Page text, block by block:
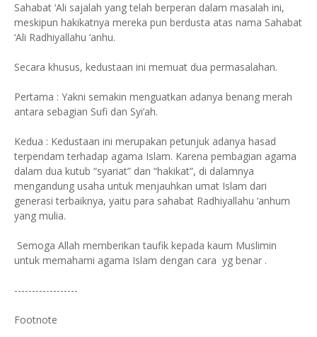
Sahabat ‘Ali sajalah yang telah berperan dalam masalah ini,
meskipun hakikatnya mereka pun berdusta atas nama Sahabat
‘Ali Radhiyallahu ‘anhu.
Secara khusus, kedustaan ini memuat dua permasalahan.
Pertama : Yakni semakin menguatkan adanya benang merah
antara sebagian Sufi dan Syi’ah.
Kedua : Kedustaan ini merupakan petunjuk adanya hasad
terpendam terhadap agama Islam. Karena pembagian agama
dalam dua kutub “syariat” dan “hakikat”, di dalamnya
mengandung usaha untuk menjauhkan umat Islam dari
generasi terbaiknya, yaitu para sahabat Radhiyallahu ‘anhum
yang mulia.
Semoga Allah memberikan taufik kepada kaum Muslimin
untuk memahami agama Islam dengan cara yg benar .
------------------
Footnote